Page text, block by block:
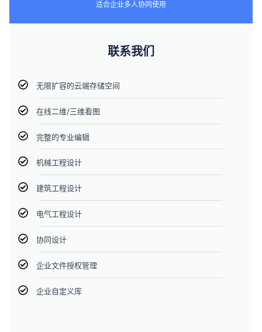
适合企业多人协同使用
联系我们
无限扩容的云端存储空间
在线二维/三维看图
完整的专业编辑
机械工程设计
建筑工程设计
电气工程设计
协同设计
企业文件授权管理
企业自定义库